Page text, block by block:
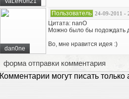
dan0ne
Пользователь 24-09-2011 -
Цитата: nanO
Можно было бы подождать
Во, мне нравится идея :)
форма отправки комментария
Комментарии могут писать